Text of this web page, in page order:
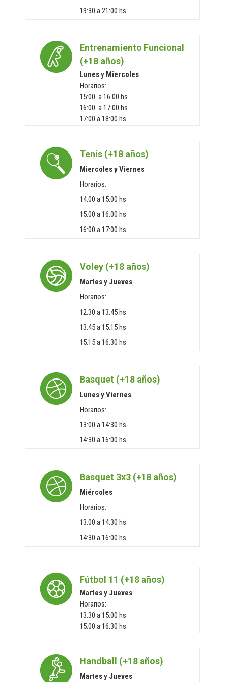
19:30 a 21:00 hs
Entrenamiento Funcional
(+18 años)
Lunes y Miercoles
Horarios:
15:00 a 16:00 hs
16:00 a 17:00 hs
17:00 a 18:00 hs
Tenis (+18 años)
Miercoles y Viernes
Horarios:
14:00 a 15:00 hs
15:00 a 16:00 hs
16:00 a 17:00 hs
Voley (+18 años)
Martes y Jueves
Horarios:
12.30 a 13:45 hs
13:45 a 15:15 hs
15:15 a 16:30 hs
Basquet (+18 años)
Lunes y Viernes
Horarios:
13:00 a 14:30 hs
14:30 a 16:00 hs
Basquet 3x3 (+18 años)
Miércoles
Horarios:
13:00 a 14:30 hs
14:30 a 16:00 hs
Fútbol 11 (+18 años)
Martes y Jueves
Horarios:
13:30 a 15:00 hs
15:00 a 16:30 hs
Handball (+18 años)
Martes y Jueves